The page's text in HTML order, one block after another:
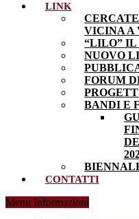
LINK
VICINA A
“LILO” IL
NUOVO
FORUM
BANDI E
CONTATTI
Menu Informazioni